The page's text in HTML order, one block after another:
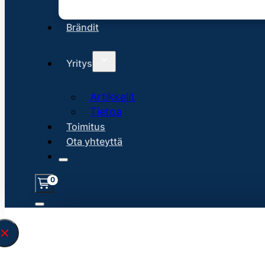
Brändit
Yritys
Artikkelit
Tietoa
Toimitus
Ota yhteyttä
0